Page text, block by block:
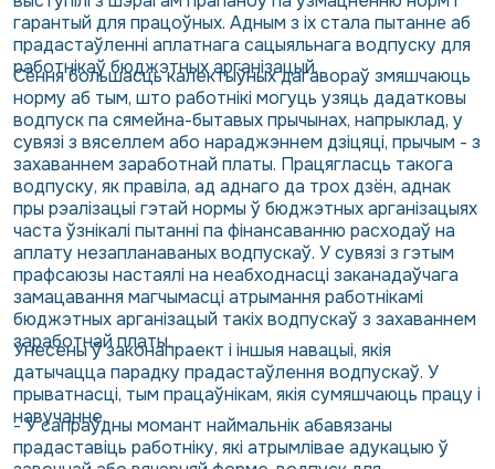
гарантый для працоўных. Адным з іх стала пытанне аб
прадастаўленні аплатнага сацыяльнага водпуску для
работнікаў бюджэтных арганізацый.
Сёння большасць калектыўных дагавораў змяшчаюць
норму аб тым, што работнікі могуць узяць дадатковы
водпуск па сямейна-бытавых прычынах, напрыклад, у
сувязі з вяселлем або нараджэннем дзіцяці, прычым - з
захаваннем заработнай платы. Працягласць такога
водпуску, як правіла, ад аднаго да трох дзён, аднак
пры рэалізацыі гэтай нормы ў бюджэтных арганізацыях
часта ўзнікалі пытанні па фінансаванню расходаў на
аплату незапланаваных водпускаў. У сувязі з гэтым
прафсаюзы настаялі на неабходнасці заканадаўчага
замацавання магчымасці атрымання работнікамі
бюджэтных арганізацый такіх водпускаў з захаваннем
заработнай платы.
Унесены ў законапраект і іншыя навацыі, якія
датычацца парадку прадастаўлення водпускаў. У
прыватнасці, тым працаўнікам, якія сумяшчаюць працу і
навучанне.
- У сапраўдны момант наймальнік абавязаны
прадаставіць работніку, які атрымлівае адукацыю ў